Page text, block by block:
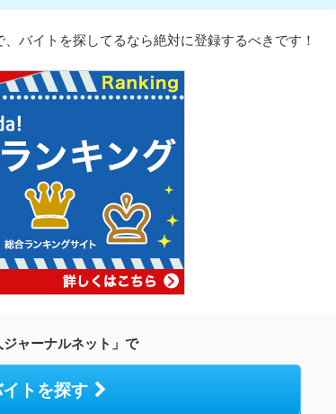
バイトを探してるなら絶対に登録するべきです！
ジャーナルネット」で
トを探す